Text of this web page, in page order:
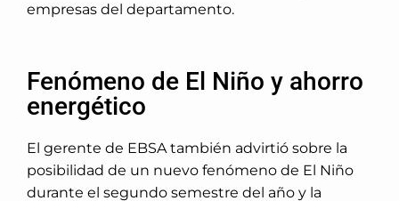
empresas del departamento.
Fenómeno de El Niño y ahorro
energético
El gerente de EBSA también advirtió sobre la
posibilidad de un nuevo fenómeno de El Niño
durante el segundo semestre del año y la